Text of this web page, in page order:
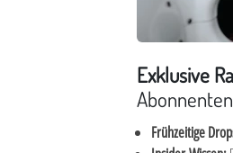
Exklusive
Frühzeitige